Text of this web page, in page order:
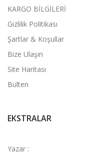
KARGO BİLGİLERİ
Gizlilik Politikası
Şartlar & Koşullar
Bize Ulaşın
Site Haritası
Bülten
EKSTRALAR
Yazar :